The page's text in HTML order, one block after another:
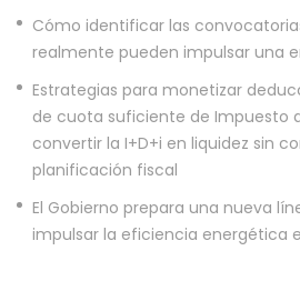
Cómo identificar las
realmente pueden impulsar una
Estrategias para monetizar
de cuota suficiente de Impuesto
convertir la I+D+i en liquidez sin
planificación fiscal
El Gobierno prepara una nueva
impulsar la eficiencia energética